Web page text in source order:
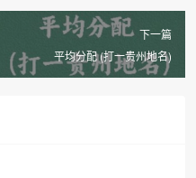
下一篇
平均分配 (打一贵州地名)